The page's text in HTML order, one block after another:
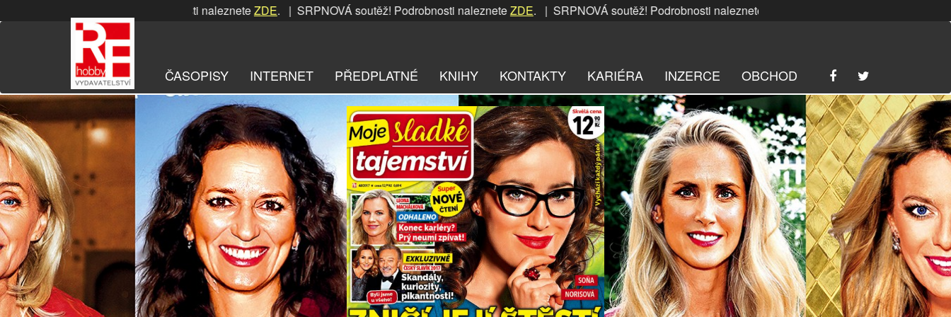
na
soutěž! Podrobnosti nalezneteZDE. | SRPNOVÁ soutěž! Podrobnosti nalezneteZDE. | SRPNOVÁ soutěž! Podrobnosti nalezneteZDE. | SRPNOVÁ soutěž! Podrobnosti
ČASOPISY INTERNET PŘEDPLATNÉ KNIHY KONTAKTY KARIÉRA INZERCE OBCHOD